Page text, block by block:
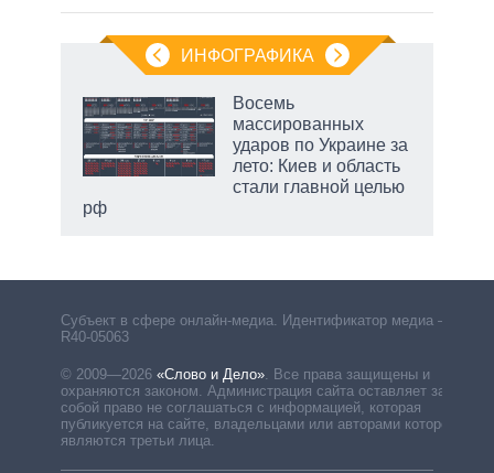
ИНФОГРАФИКА
Восемь
массированных
ударов по Украине за
лето: Киев и область
стали главной целью
рф
Субъект в сфере онлайн-медиа. Идентификатор медиа –
R40-05063
© 2009—2026 «Слово и Дело»
Все права защищены и
охраняются законом. Администрация сайта оставляет за
собой право не соглашаться с информацией, которая
публикуется на сайте, владельцами или авторами которой
являются третьи лица.